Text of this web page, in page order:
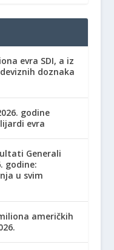
evra SDI, a iz
doznaka
godine
evra
Generali
godine:
u svim
američkih